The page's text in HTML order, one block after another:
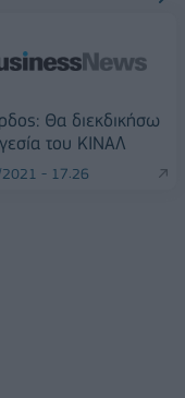
Θα διεκδικήσω
του ΚΙΝΑΛ
- 17:26